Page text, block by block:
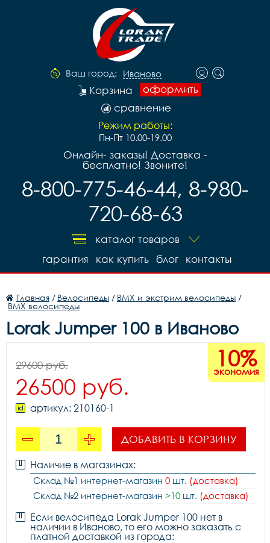
Ваш город: Иваново
оформить
Корзина
сравнение
Режим работы:
Пн-Пт 10.00-19.00
Онлайн- заказы! Доставка -
бесплатно! Звоните!
8-800-775-46-44, 8-980-
720-68-63
каталог товаров
контакты
блог
как купить
гарантия
Главная / Велосипеды / BMX и экстрим велосипеды /
BMX велосипеды
Lorak Jumper 100 в Иваново
10%
экономия
29600 руб.
26500 руб.
артикул: 210160-1
ДОБАВИТЬ В КОРЗИНУ
Наличие в магазинах:
Склад №1 интернет-магазин 0 шт. (доставка)
Склад №2 интернет-магазин >10 шт. (доставка)
Если велосипеда Lorak Jumper 100 нет в
наличии в Иваново, то его можно заказать с
платной доставкой из города: